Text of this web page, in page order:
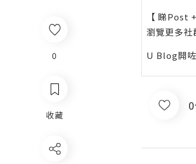
0
收藏
【 睇Post
瀏覽更多社
U Blog開